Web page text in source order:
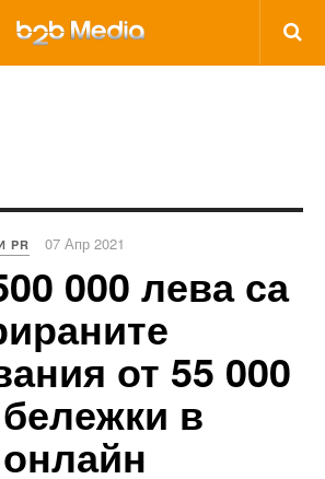
PR 07 Апр 2021
000 лева са
от 55 000
в